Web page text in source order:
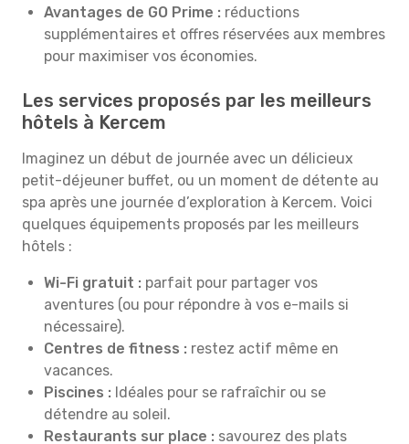
Avantages de GO Prime : réductions
supplémentaires et offres réservées aux membres
pour maximiser vos économies.
Les services proposés par les meilleurs
hôtels à Kercem
Imaginez un début de journée avec un délicieux
petit-déjeuner buffet, ou un moment de détente au
spa après une journée d’exploration à Kercem. Voici
quelques équipements proposés par les meilleurs
hôtels :
Wi-Fi gratuit : parfait pour partager vos
aventures (ou pour répondre à vos e-mails si
nécessaire).
Centres de fitness : restez actif même en
vacances.
Piscines : Idéales pour se rafraîchir ou se
détendre au soleil.
Restaurants sur place : savourez des plats